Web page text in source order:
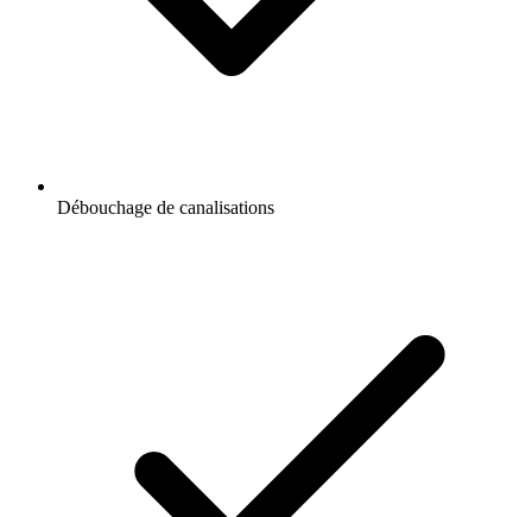
Débouchage de canalisations